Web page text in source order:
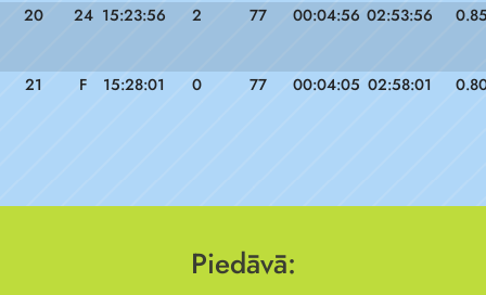
20 24 15:23:56 2 77 00:04:56 02:53:56
21 F 15:28:01 0 77 00:04:05 02:58:01
Piedāvā: